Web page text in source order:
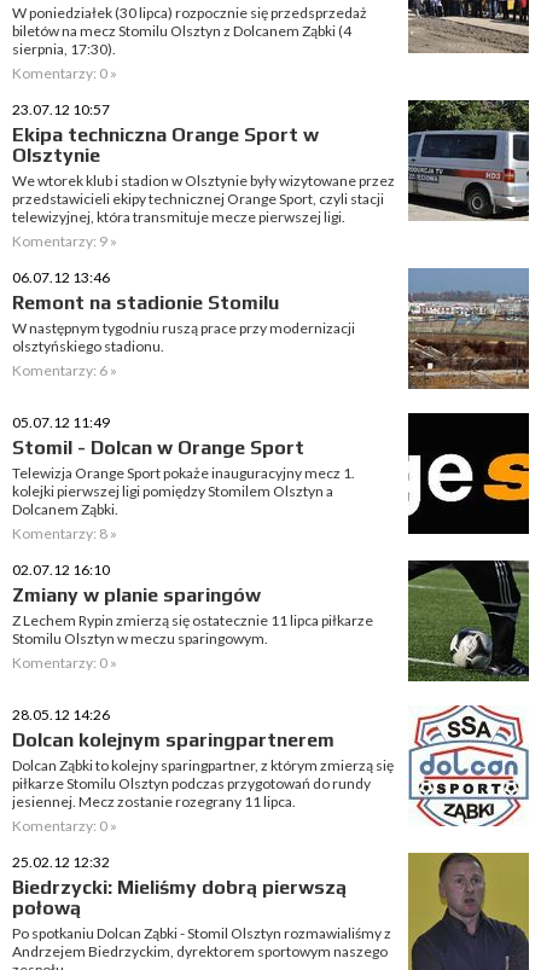
W poniedziałek (30 lipca) rozpocznie się przedsprzedaż
biletów na mecz Stomilu Olsztyn z Dolcanem Ząbki (4
sierpnia, 17:30).
Komentarzy: 0 »
23.07.12 10:57
Ekipa techniczna Orange Sport w
Olsztynie
We wtorek klub i stadion w Olsztynie były wizytowane przez
przedstawicieli ekipy technicznej Orange Sport, czyli stacji
telewizyjnej, która transmituje mecze pierwszej ligi.
Komentarzy: 9 »
06.07.12 13:46
Remont na stadionie Stomilu
W następnym tygodniu ruszą prace przy modernizacji
olsztyńskiego stadionu.
Komentarzy: 6 »
05.07.12 11:49
Stomil - Dolcan w Orange Sport
Telewizja Orange Sport pokaże inauguracyjny mecz 1.
kolejki pierwszej ligi pomiędzy Stomilem Olsztyn a
Dolcanem Ząbki.
Komentarzy: 8 »
02.07.12 16:10
Zmiany w planie sparingów
Z Lechem Rypin zmierzą się ostatecznie 11 lipca piłkarze
Stomilu Olsztyn w meczu sparingowym.
Komentarzy: 0 »
28.05.12 14:26
Dolcan kolejnym sparingpartnerem
Dolcan Ząbki to kolejny sparingpartner, z którym zmierzą się
piłkarze Stomilu Olsztyn podczas przygotowań do rundy
jesiennej. Mecz zostanie rozegrany 11 lipca.
Komentarzy: 0 »
25.02.12 12:32
Biedrzycki: Mieliśmy dobrą pierwszą
połową
Po spotkaniu Dolcan Ząbki - Stomil Olsztyn rozmawialiśmy z
Andrzejem Biedrzyckim, dyrektorem sportowym naszego